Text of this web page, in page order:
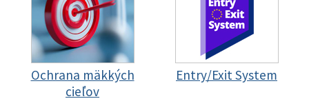
Ochrana mäkkých
cieľov
Entry/Exit System